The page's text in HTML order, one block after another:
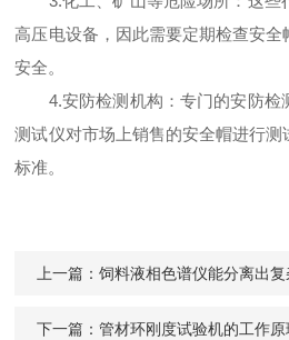
高压电设备，因此需要定期检查安
安全。
4.安防检测机构：专门的安防检
测试仪对市场上销售的安全帽进行
标准。
上一篇：饲料液相色谱仪能分离出
下一篇：管材环刚度试验机的工作